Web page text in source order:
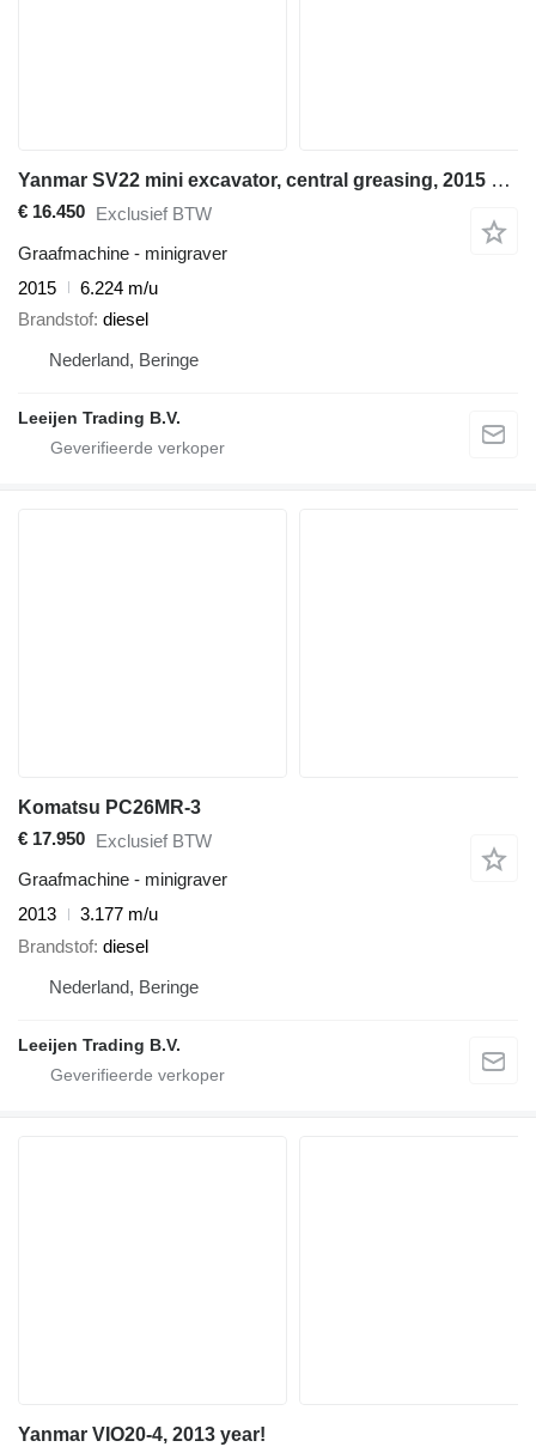
Yanmar SV22 mini excavator, central greasing, 2015 year !!
€ 16.450 Exclusief BTW
Graafmachine - minigraver
2015
6.224 m/u
Brandstof diesel
Nederland, Beringe
Leeijen Trading B.V.
Komatsu PC26MR-3
€ 17.950 Exclusief BTW
Graafmachine - minigraver
2013
3.177 m/u
Brandstof diesel
Nederland, Beringe
Leeijen Trading B.V.
Yanmar VIO20-4, 2013 year!